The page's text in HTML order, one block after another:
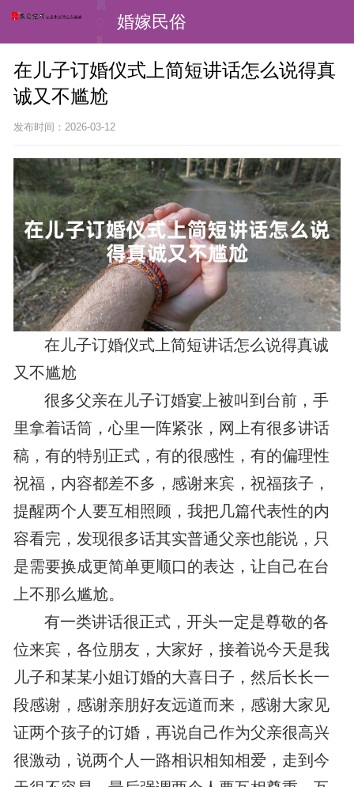
婚嫁民俗
在儿子订婚仪式上简短讲话怎么说得真
诚又不尴尬
发布时间：2026-03-12
在儿子订婚仪式上简短讲话怎么说得真诚
又不尴尬
很多父亲在儿子订婚宴上被叫到台前，手
里拿着话筒，心里一阵紧张，网上有很多讲话
稿，有的特别正式，有的很感性，有的偏理性
祝福，内容都差不多，感谢来宾，祝福孩子，
提醒两个人要互相照顾，我把几篇代表性的内
容看完，发现很多话其实普通父亲也能说，只
是需要换成更简单更顺口的表达，让自己在台
上不那么尴尬。
有一类讲话很正式，开头一定是尊敬的各
位来宾，各位朋友，大家好，接着说今天是我
儿子和某某小姐订婚的大喜日子，然后长长一
段感谢，感谢亲朋好友远道而来，感谢大家见
证两个孩子的订婚，再说自己作为父亲很高兴
很激动，说两个人一路相识相知相爱，走到今